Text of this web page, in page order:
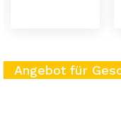
Angebot für